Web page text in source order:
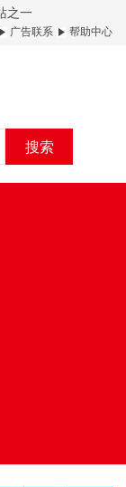
之一
广告联系 帮助中心
搜索